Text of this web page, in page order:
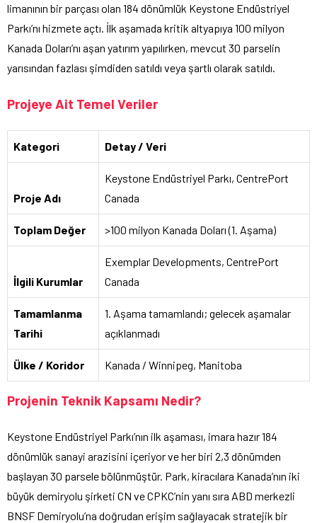
limanının bir parçası olan 184 dönümlük Keystone Endüstriyel
Parkı’nı hizmete açtı. İlk aşamada kritik altyapıya 100 milyon
Kanada Doları’nı aşan yatırım yapılırken, mevcut 30 parselin
yarısından fazlası şimdiden satıldı veya şartlı olarak satıldı.
Projeye Ait Temel Veriler
Kategori Detay / Veri
Proje Adı
Keystone Endüstriyel Parkı, CentrePort
Canada
Toplam Değer >100 milyon Kanada Doları (1. Aşama)
İlgili Kurumlar
Exemplar Developments, CentrePort
Canada
Tamamlanma
Tarihi
1. Aşama tamamlandı; gelecek aşamalar
açıklanmadı
Ülke / Koridor Kanada / Winnipeg, Manitoba
Projenin Teknik Kapsamı Nedir?
Keystone Endüstriyel Parkı’nın ilk aşaması, imara hazır 184
dönümlük sanayi arazisini içeriyor ve her biri 2,3 dönümden
başlayan 30 parsele bölünmüştür. Park, kiracılara Kanada’nın iki
büyük demiryolu şirketi CN ve CPKC’nin yanı sıra ABD merkezli
BNSF Demiryolu’na doğrudan erişim sağlayacak stratejik bir